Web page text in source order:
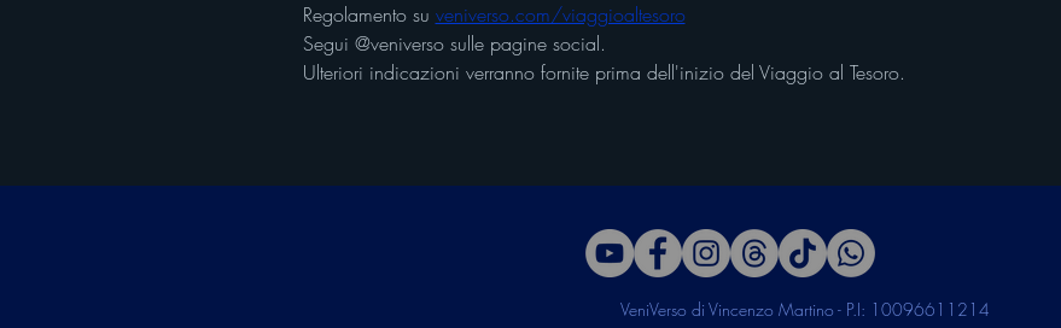
Regolamento su veniverso.com/viaggioaltesoro
Segui @veniverso sulle pagine social.
Ulteriori indicazioni verranno fornite prima dell'inizio del Viaggio al Tesoro.
VeniVerso di Vincenzo Martino - P.I: 10096611214